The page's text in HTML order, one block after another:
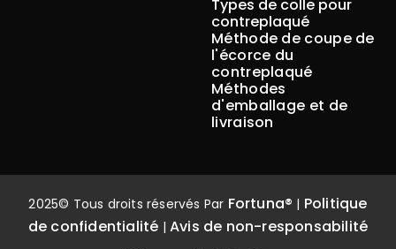
Types de colle pour
contreplaqué
Méthode de coupe de
l'écorce du
contreplaqué
Méthodes
d'emballage et de
livraison
2025© Tous droits réservés Par Fortuna® | Politique
de confidentialité | Avis de non-responsabilité